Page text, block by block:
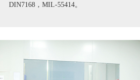
DIN7168，MIL-55414。